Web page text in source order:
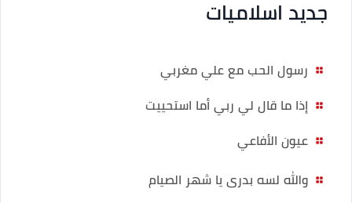
جديد اسلاميات
رسول الحب مع علي مغربي
إذا ما قال لي ربي أما استحييت
عيون الأفاعي
والله لسه بدرى يا شهر الصيام